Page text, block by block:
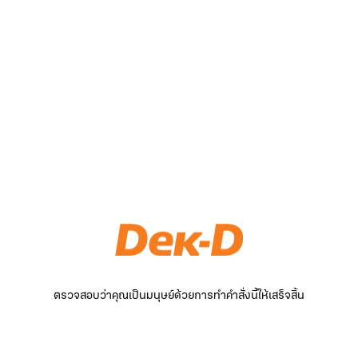
ตรวจสอบว่าคุณเป็นมนุษย์ด้วยการทำคำสั่งนี้ให้เสร็จสิ้น